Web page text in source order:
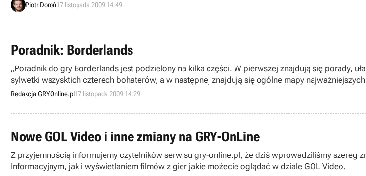
Piotr Doroń17 listopada 2009 14:49
Poradnik: Borderlands
„Poradnik do gry Borderlands jest podzielony na kilka części. W pierwszej znajdują się porady,
sylwetki wszysktich czterech bohaterów, a w następnej znajdują się ogólne mapy
ułatwiającymi nawigację pomiędzy obszarami."
Redakcja GRYOnline.pl17 listopada 2009 14:29
Nowe GOL Video i inne zmiany na GRY-OnLine
Z przyjemnością informujemy czytelników serwisu gry-online.pl, że dziś wprowadziliśmy szereg
Informacyjnym, jak i wyświetlaniem filmów z gier jakie możecie oglądać w dziale GOL Video.